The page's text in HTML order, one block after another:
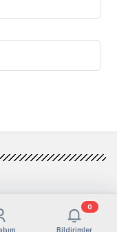
Bildirimler
0